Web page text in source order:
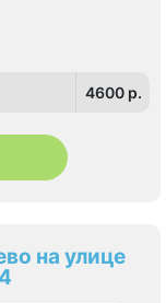
4600 p.
на улице